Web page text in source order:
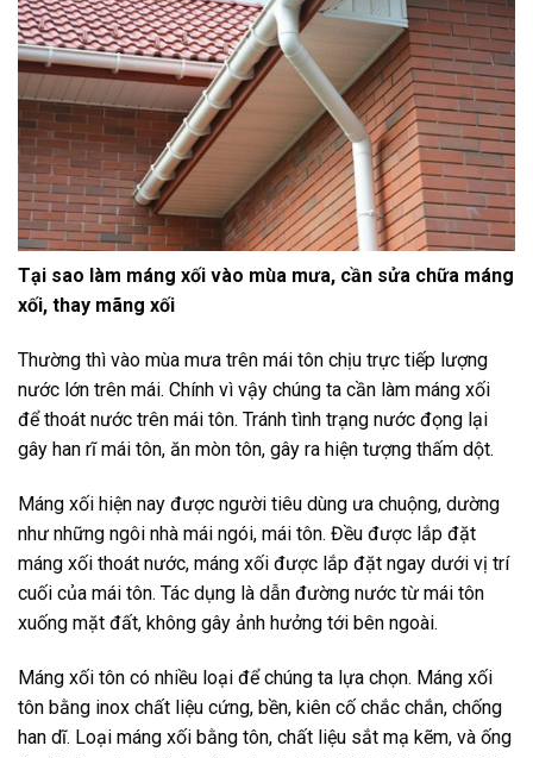
Tại sao làm máng xối vào mùa mưa, cần sửa chữa máng
xối, thay mãng xối
Thường thì vào mùa mưa trên mái tôn chịu trực tiếp lượng
nước lớn trên mái. Chính vì vậy chúng ta cần làm máng xối
để thoát nước trên mái tôn. Tránh tình trạng nước đọng lại
gây han rĩ mái tôn, ăn mòn tôn, gây ra hiện tượng thấm dột.
Máng xối hiện nay được người tiêu dùng ưa chuộng, dường
như những ngôi nhà mái ngói, mái tôn. Đều được lắp đặt
máng xối thoát nước, máng xối được lắp đặt ngay dưới vị trí
cuối của mái tôn. Tác dụng là dẫn đường nước từ mái tôn
xuống mặt đất, không gây ảnh hưởng tới bên ngoài.
Máng xối tôn có nhiều loại để chúng ta lựa chọn. Máng xối
tôn bằng inox chất liệu cứng, bền, kiên cố chắc chắn, chống
han dĩ. Loại máng xối bằng tôn, chất liệu sắt mạ kẽm, và ống